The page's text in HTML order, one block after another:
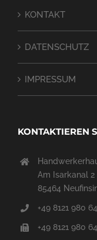
KONTAKT
DATENSCHUTZ
IMPRESSUM
KONTAKTIEREN
Am Isarkanal 2
85464
+49 8121 980
+49 8121 980